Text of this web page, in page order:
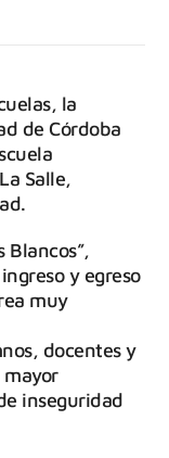
la
de Córdoba
Salle,
Blancos”,
y egreso
muy
docentes y
mayor
inseguridad